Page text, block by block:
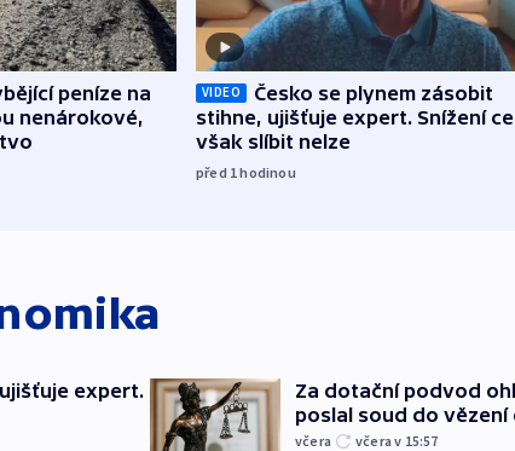
peníze na
nenárokové,
VIDEO
Česko se plynem zásobit
stihne, ujišťuje expert. Snížení
však slíbit nelze
před 1hodinou
expert.
Za dotační podvod
poslal soud do vězení
včera včera v 15:57